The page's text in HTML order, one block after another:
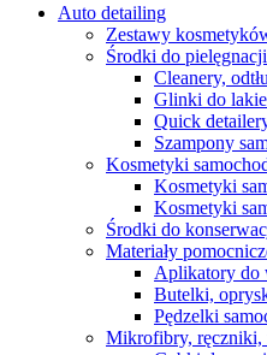
Auto detailing
Zestawy
Środki do
Cleanery,
Glinki do
Quick
Szampony
Kosmetyki
Kosmetyki
Kosmetyki
Środki do
Materiały
Aplikatory do
Butelki,
Pędzelki
Mikrofibry, ręczniki,